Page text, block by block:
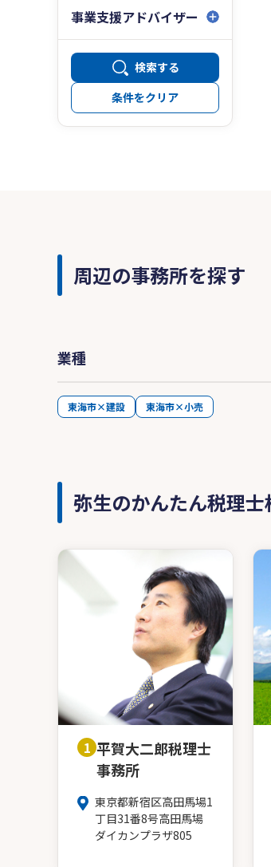
事業支援アドバイザー
検索する
条件をクリア
周辺の事務所を探す
業種
東海市×建設 東海市×小売
弥生のかんたん税理
1 平賀大二郎税理士
事務所
東京都新宿区高田馬場1
丁目31番8号高田馬場
ダイカンプラザ805